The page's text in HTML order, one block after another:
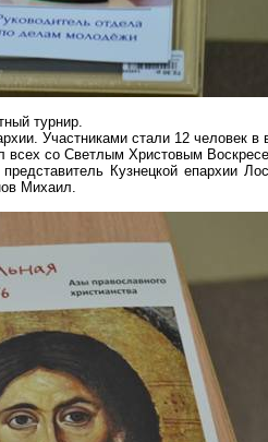
турнир.
Участниками стали 12 человек в
всех со Светлым Христовым
Кузнецкой епархии
Михаил.